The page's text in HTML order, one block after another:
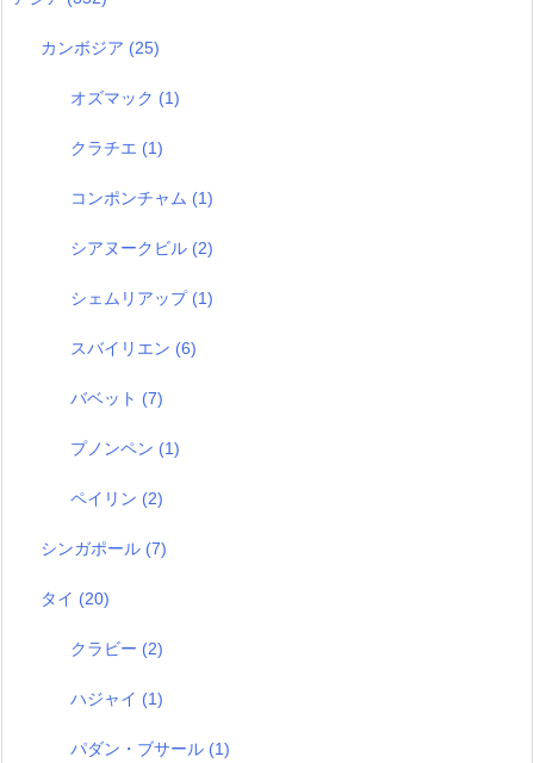
カンボジア (25)
オズマック (1)
クラチエ (1)
コンポンチャム (1)
シアヌークビル (2)
シェムリアップ (1)
スバイリエン (6)
バベット (7)
プノンペン (1)
ペイリン (2)
シンガポール (7)
タイ (20)
クラビー (2)
ハジャイ (1)
パダン・ブサール (1)